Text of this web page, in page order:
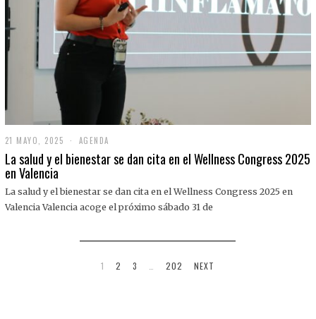
21 MAYO, 2025
1
M
O
,
AGENDA
La salud y el bienestar se dan cita en el Wellness Congress 2025
en Valencia
La salud y el bienestar se dan cita en el Wellness Congress 2025 en
Valencia Valencia acoge el próximo sábado 31 de
1 2 3 202 NEXT